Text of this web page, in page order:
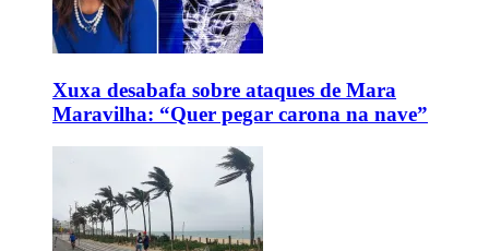
Xuxa desabafa sobre ataques de Mara
Maravilha: “Quer pegar carona na nave”